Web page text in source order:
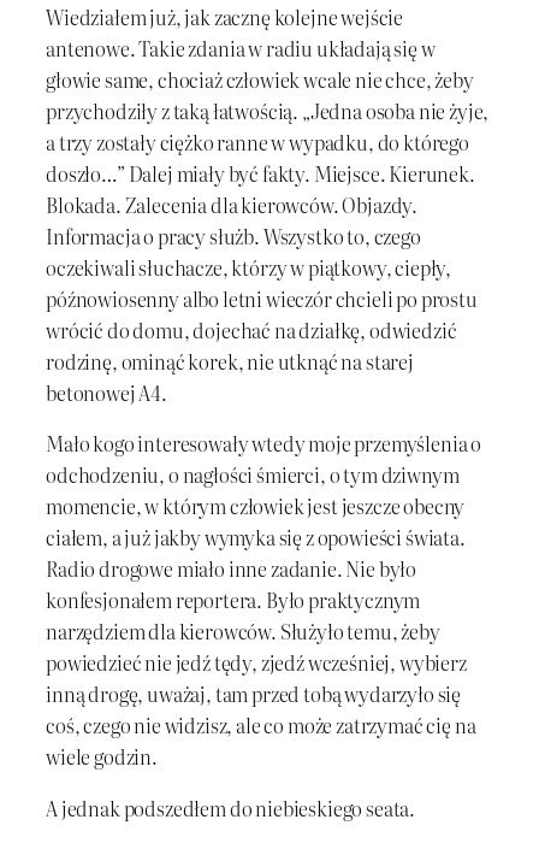
Wiedziałem już, jak zacznę kolejne wejście
antenowe. Takie zdania w radiu układają się w
głowie same, chociaż człowiek wcale nie chce, żeby
przychodziły z taką łatwością. „Jedna osoba nie żyje,
a trzy zostały ciężko ranne w wypadku, do którego
doszło…” Dalej miały być fakty. Miejsce. Kierunek.
Blokada. Zalecenia dla kierowców. Objazdy.
Informacja o pracy służb. Wszystko to, czego
oczekiwali słuchacze, którzy w piątkowy, ciepły,
późnowiosenny albo letni wieczór chcieli po prostu
wrócić do domu, dojechać na działkę, odwiedzić
rodzinę, ominąć korek, nie utknąć na starej
betonowej A4.
Mało kogo interesowały wtedy moje przemyślenia o
odchodzeniu, o nagłości śmierci, o tym dziwnym
momencie, w którym człowiek jest jeszcze obecny
ciałem, a już jakby wymyka się z opowieści świata.
Radio drogowe miało inne zadanie. Nie było
konfesjonałem reportera. Było praktycznym
narzędziem dla kierowców. Służyło temu, żeby
powiedzieć nie jedź tędy, zjedź wcześniej, wybierz
inną drogę, uważaj, tam przed tobą wydarzyło się
coś, czego nie widzisz, ale co może zatrzymać cię na
wiele godzin.
A jednak podszedłem do niebieskiego seata.